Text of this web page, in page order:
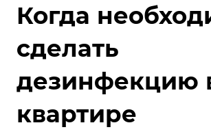
Когда
сделать
дезинфекцию
квартире